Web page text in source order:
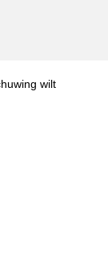
wilt